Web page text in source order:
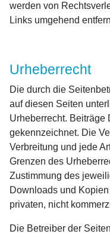
werden von
Links umgehend
Urheberrecht
Die durch die
auf diesen Seiten
Urheberrecht. Beiträge
gekennzeichnet. Die
Verbreitung und jede
Grenzen des
Zustimmung des
Downloads und
privaten, nicht
Die Betreiber der